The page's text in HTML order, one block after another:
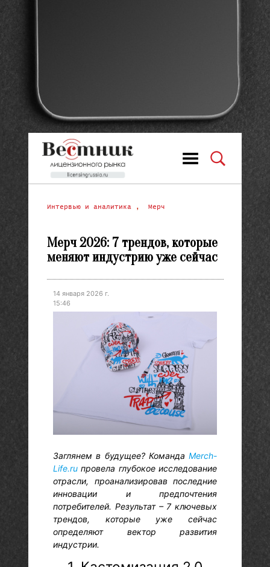
Интервью и аналитика , Мерч
Мерч 2026: 7 трендов, которые
меняют индустрию уже сейчас
14 января 2026 г.
15:46
Заглянем в будущее? Команда Merch-
Life.ru провела глубокое исследование
отрасли, проанализировав последние
инновации и предпочтения
потребителей. Результат – 7 ключевых
трендов, которые уже сейчас
определяют вектор развития
индустрии.